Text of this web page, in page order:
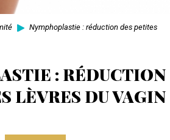
Nymphoplastie : réduction des petites
: RÉDUCTION
LÈVRES DU VAGIN